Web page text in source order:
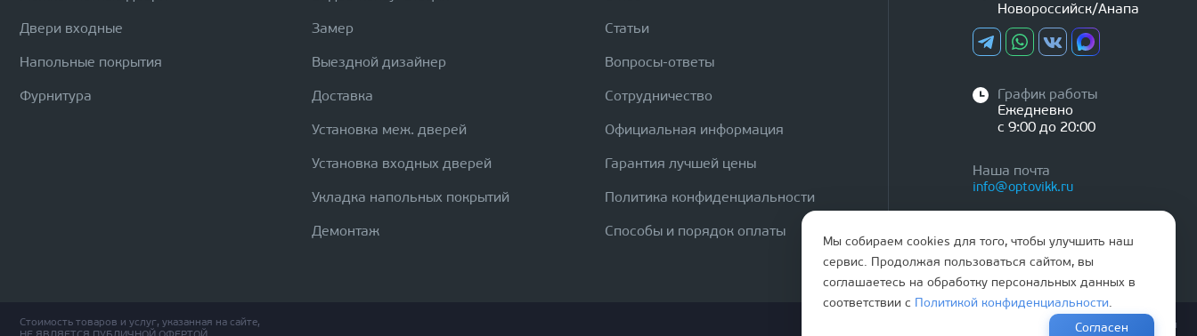
Двери входные
Напольные покрытия
Фурнитура
Замер
Выездной дизайнер
Доставка
Установка меж. дверей
Установка входных дверей
Укладка напольных покрытий
Демонтаж
Статьи
Вопросы-ответы
Сотрудничество
Официальная информация
Гарантия лучшей цены
Политика конфиденциальности
Способы и порядок оплаты
Новороссийск/Анапа
График работы
Ежедневно
с 9:00 до 20:00
Наша почта
info@optovikk.ru
Стоимость товаров и услуг, указанная на сайте,
Правила эксплутации входных и межкомнатных дверей
Мы собираем cookies для того, чтобы улучшить наш
сервис. Продолжая пользоваться сайтом, вы
соглашаетесь на обработку персональных данных в
соответствии с
Политикой конфиденциальности.
Согласен